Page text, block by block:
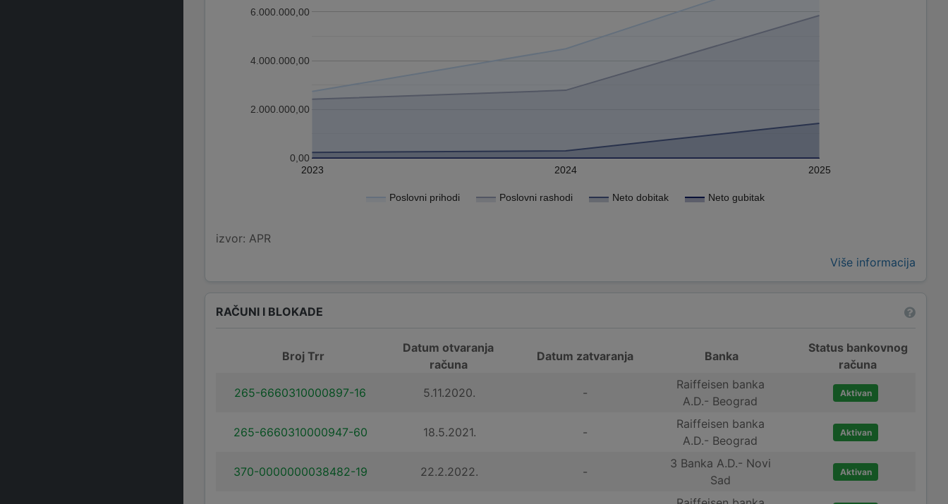
Poslovni prihodi Poslovni rashodi Neto dobitak Neto gubitak
2023 2024 2025
0,00
2.000.000,00
4.000.000,00
6.000.000,00
izvor: APR
Više informacija
RAČUNI I BLOKADE
Broj Trr
Datum otvaranja
računa
Datum zatvaranja Banka
Status bankovnog
računa
265-6660310000897-16
5.11.2020. -
Raiffeisen banka
A.D.- Beograd
Aktivan
265-6660310000947-60 18.5.2021. -
Raiffeisen banka
A.D.- Beograd
Aktivan
370-0000000038482-19 22.2.2022. -
3 Banka A.D.- Novi
Sad
Aktivan